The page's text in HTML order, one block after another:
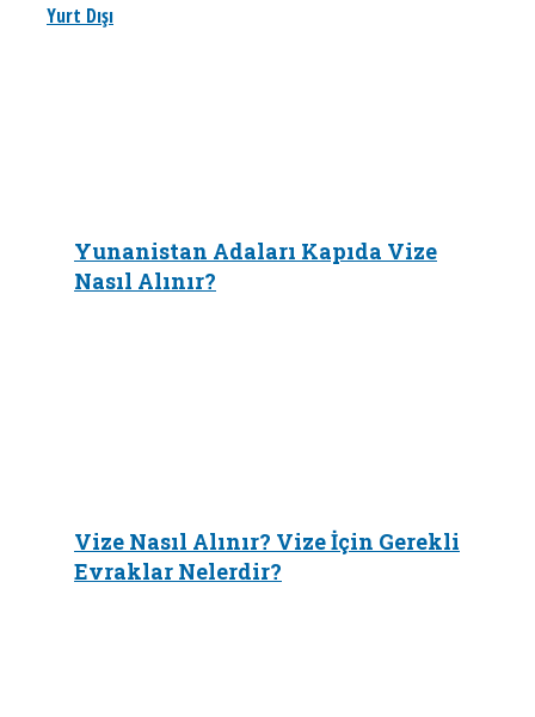
Yurt Dışı
Yunanistan Adaları Kapıda Vize
Nasıl Alınır?
Vize Nasıl Alınır? Vize İçin Gerekli
Evraklar Nelerdir?